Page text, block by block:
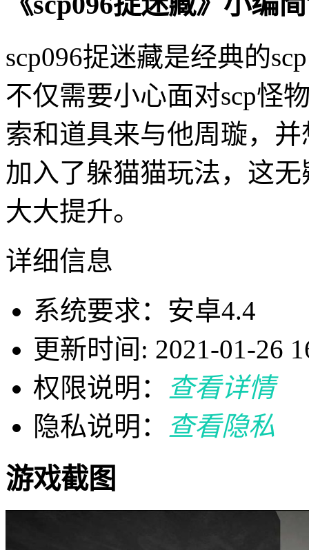
scp096捉迷藏是经典的
不仅需要小心面对scp怪
索和道具来与他周璇，
加入了躲猫猫玩法，这
大大提升。
详细信息
系统要求：安卓4.4
更新时间: 2021-01-26
权限说明：
查看详情
隐私说明：
查看隐私
游戏截图